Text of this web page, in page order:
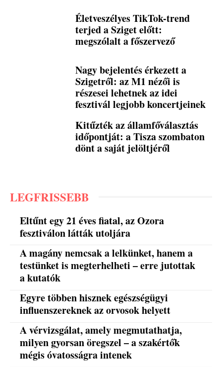
Életveszélyes TikTok-trend
terjed a Sziget előtt:
megszólalt a főszervező
Nagy bejelentés érkezett a
Szigetről: az M1 nézői is
részesei lehetnek az idei
fesztivál legjobb koncertjeinek
Kitűzték az államfőválasztás
időpontját: a Tisza szombaton
dönt a saját jelöltjéről
LEGFRISSEBB
Eltűnt egy 21 éves fiatal, az Ozora
fesztiválon látták utoljára
A magány nemcsak a lelkünket, hanem a
testünket is megterhelheti – erre jutottak
a kutatók
Egyre többen hisznek egészségügyi
influenszereknek az orvosok helyett
A vérvizsgálat, amely megmutathatja,
milyen gyorsan öregszel – a szakértők
mégis óvatosságra intenek